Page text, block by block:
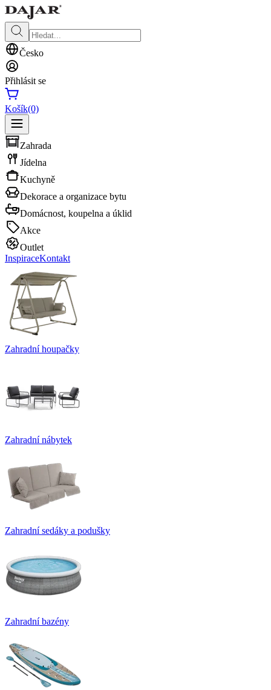
Česko
Přihlásit se
Košík(0)
Zahrada
Jídelna
Kuchyně
Dekorace a organizace bytu
Domácnost, koupelna a úklid
Akce
Outlet
InspiraceKontakt
Zahradní houpačky
Zahradní nábytek
Zahradní sedáky a podušky
Zahradní bazény